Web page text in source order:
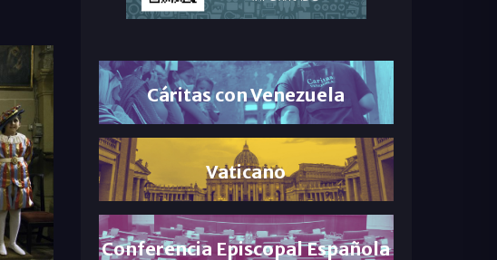
Cáritas con Venezuela
Vaticano
Conferencia Episcopal Española